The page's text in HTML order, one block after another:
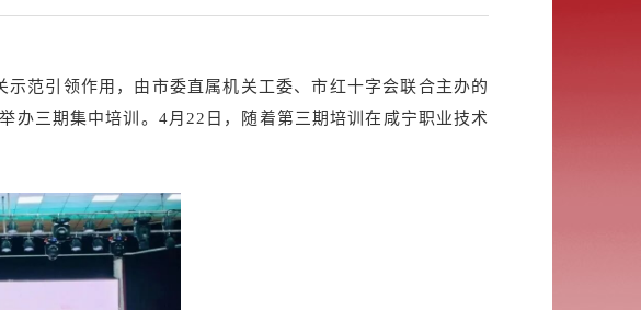
范引领作用，由市委直属机关工委、市红十字会联合主办的
办三期集中培训。4月22日，随着第三期培训在咸宁职业技术